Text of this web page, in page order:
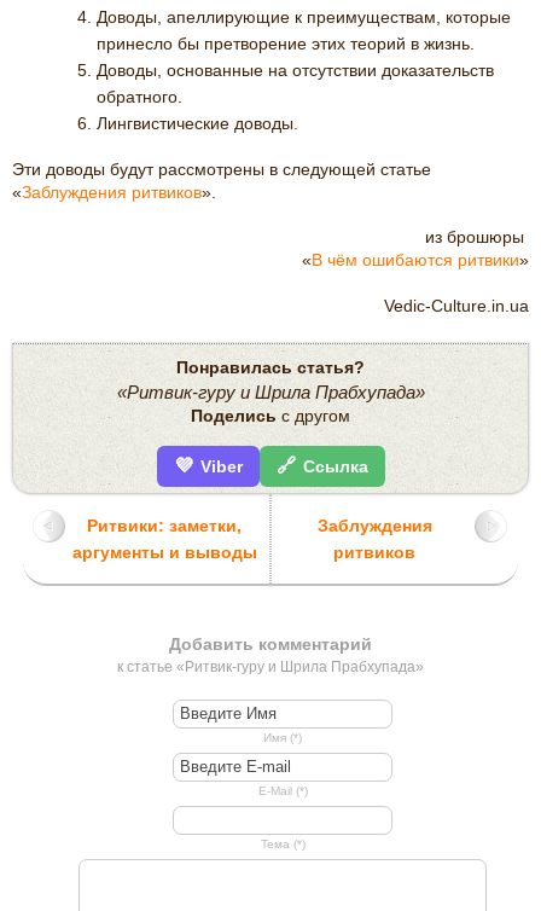
Доводы, апеллирующие к преимуществам, которые
принесло бы претворение этих теорий в жизнь.
Доводы, основанные на отсутствии доказательств
обратного.
Лингвистические доводы.
Эти доводы будут рассмотрены в следующей статье
«Заблуждения ритвиков».
из брошюры
«В чём ошибаются ритвики»
Vedic-Culture.in.ua
Понравилась статья?
«Ритвик-гуру и Шрила Прабхупада»
Поделись с другом
💜 Viber 🔗 Ссылка
Ритвики: заметки,
аргументы и выводы
Заблуждения
ритвиков
Добавить комментарий
к статье «Ритвик-гуру и Шрила Прабхупада»
Имя (*)
E-Mail (*)
Тема (*)